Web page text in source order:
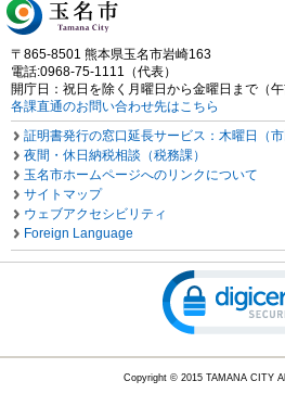
〒865-8501 熊本県玉名市岩崎163
電話:0968-75-1111（代表）
開庁日：祝日を除く月曜日から金曜日まで（
各課直通のお問い合わせ先はこちら
証明書発行の窓口延長サービス：木曜日（市
夜間・休日納税相談（税務課）
玉名市ホームページへのリンクについて
サイトマップ
ウェブアクセシビリティ
Foreign Language
Copyright © 2015 TAMANA CITY